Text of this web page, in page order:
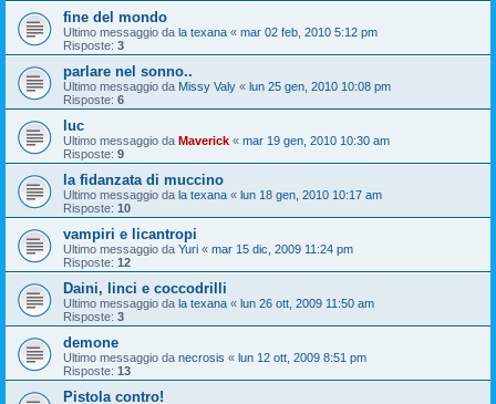
fine del mondo
Ultimo messaggio da la texana « mar 02 feb, 2010 5:12 pm
Risposte: 3
parlare nel sonno..
Ultimo messaggio da Missy Valy « lun 25 gen, 2010 10:08 pm
Risposte: 6
luc
Ultimo messaggio da Maverick « mar 19 gen, 2010 10:30 am
Risposte: 9
la fidanzata di muccino
Ultimo messaggio da la texana « lun 18 gen, 2010 10:17 am
Risposte: 10
vampiri e licantropi
Ultimo messaggio da Yuri « mar 15 dic, 2009 11:24 pm
Risposte: 12
Daini, linci e coccodrilli
Ultimo messaggio da la texana « lun 26 ott, 2009 11:50 am
Risposte: 3
demone
Ultimo messaggio da necrosis « lun 12 ott, 2009 8:51 pm
Risposte: 13
Pistola contro!